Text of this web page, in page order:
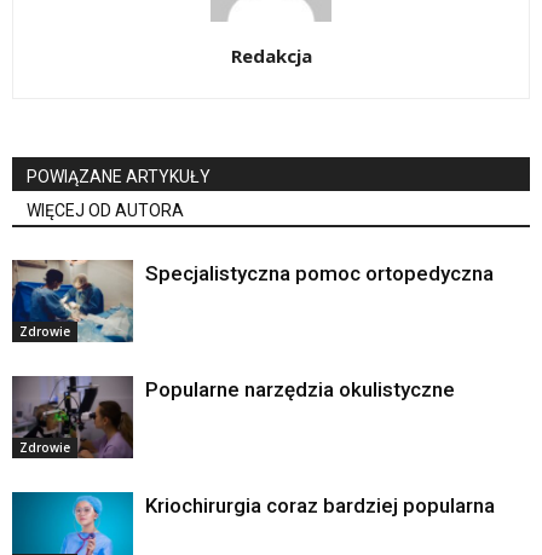
Redakcja
POWIĄZANE ARTYKUŁY
WIĘCEJ OD AUTORA
Zdrowie
Specjalistyczna pomoc ortopedyczna
Zdrowie
Popularne narzędzia okulistyczne
Kriochirurgia coraz bardziej popularna